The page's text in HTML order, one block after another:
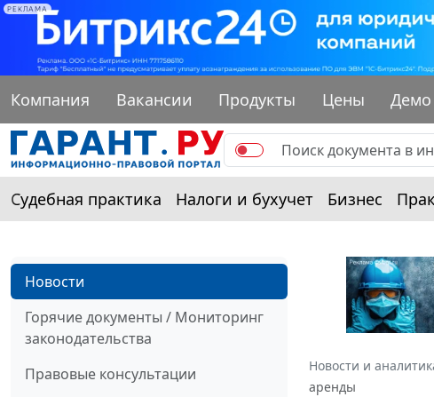
РЕКЛАМА
Компания Вакансии Продукты Цены Демо
Судебная практика Налоги и бухучет Бизнес
Новости
Горячие документы / Мониторинг
законодательства
Правовые консультации
Новости и
аренды